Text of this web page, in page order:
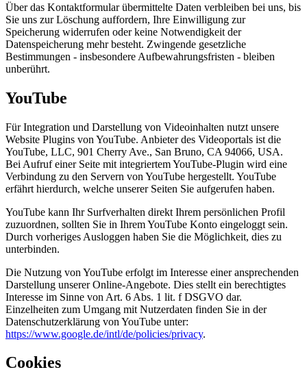
Über das Kontaktformular übermittelte Daten verbleiben bei uns, bis
Sie uns zur Löschung auffordern, Ihre Einwilligung zur
Speicherung widerrufen oder keine Notwendigkeit der
Datenspeicherung mehr besteht. Zwingende gesetzliche
Bestimmungen - insbesondere Aufbewahrungsfristen - bleiben
unberührt.
YouTube
Für Integration und Darstellung von Videoinhalten nutzt unsere
Website Plugins von YouTube. Anbieter des Videoportals ist die
YouTube, LLC, 901 Cherry Ave., San Bruno, CA 94066, USA.
Bei Aufruf einer Seite mit integriertem YouTube-Plugin wird eine
Verbindung zu den Servern von YouTube hergestellt. YouTube
erfährt hierdurch, welche unserer Seiten Sie aufgerufen haben.
YouTube kann Ihr Surfverhalten direkt Ihrem persönlichen Profil
zuzuordnen, sollten Sie in Ihrem YouTube Konto eingeloggt sein.
Durch vorheriges Ausloggen haben Sie die Möglichkeit, dies zu
unterbinden.
Die Nutzung von YouTube erfolgt im Interesse einer ansprechenden
Darstellung unserer Online-Angebote. Dies stellt ein berechtigtes
Interesse im Sinne von Art. 6 Abs. 1 lit. f DSGVO dar.
Einzelheiten zum Umgang mit Nutzerdaten finden Sie in der
Datenschutzerklärung von YouTube unter:
https://www.google.de/intl/de/policies/privacy.
Cookies